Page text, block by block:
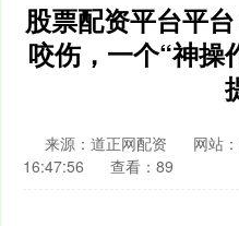
股票配资平台平
咬伤，一个“神操
来源：道正网配资 网站
16:47:56
查看：89